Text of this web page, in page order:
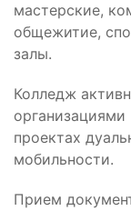
мастерские,
общежитие,
залы.
Колледж
организациями
проектах
мобильности.
Прием